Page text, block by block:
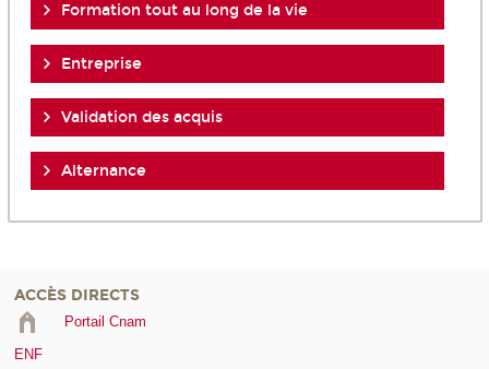
Formation tout au long de la vie
Entreprise
Validation des acquis
Alternance
ACCÈS DIRECTS
Portail Cnam
ENF